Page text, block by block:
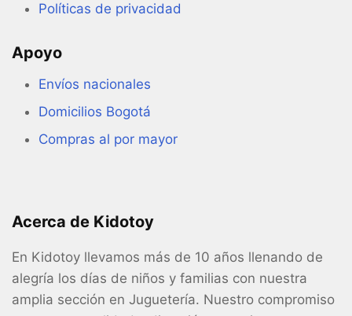
Políticas de privacidad
Apoyo
Envíos nacionales
Domicilios Bogotá
Compras al por mayor
Acerca de Kidotoy
En Kidotoy llevamos más de 10 años llenando de
alegría los días de niños y familias con nuestra
amplia sección en Juguetería. Nuestro compromiso